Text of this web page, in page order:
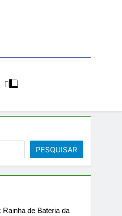
De
PESQUISAR
Rainha de Bateria da